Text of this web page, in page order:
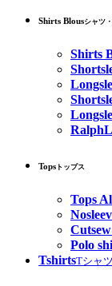
Shirts Blousシャツ
Shirts
Tops トップス
Tops
Polo
TshirtsTシャツ